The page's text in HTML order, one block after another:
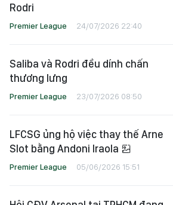
Rodri
Premier League 24/07/2026 22:40
Saliba và Rodri đều dính chấn
thương lưng
Premier League 23/07/2026 08:50
LFCSG ủng hộ việc thay thế Arne
Slot bằng Andoni Iraola
Premier League 05/06/2026 15:51